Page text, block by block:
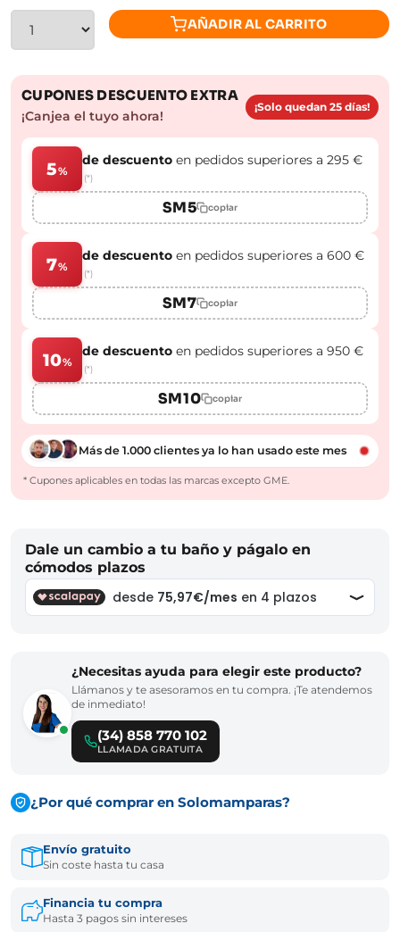
AÑADIR AL CARRITO
CUPONES DESCUENTO EXTRA
¡Canjea el tuyo ahora!
¡Solo quedan 25 días!
5%
de descuento en pedidos superiores a 295 €
(*)
SM5 copiar
7%
de descuento en pedidos superiores a 600 €
(*)
SM7 copiar
10%
de descuento en pedidos superiores a 950 €
(*)
SM10 copiar
Más de 1.000 clientes ya lo han usado este mes
* Cupones aplicables en todas las marcas excepto GME.
Dale un cambio a tu baño y págalo en
cómodos plazos
¿Necesitas ayuda para elegir este producto?
Llámanos y te asesoramos en tu compra. ¡Te atendemos
de inmediato!
(34) 858 770 102
LLAMADA GRATUITA
¿Por qué comprar en Solomamparas?
Envío gratuito
Sin coste hasta tu casa
Financia tu compra
Hasta 3 pagos sin intereses